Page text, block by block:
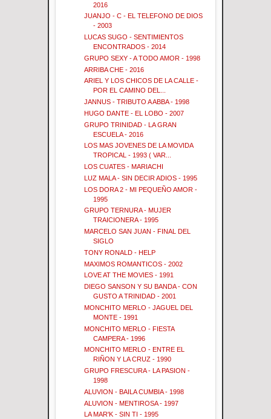
2016
JUANJO - C - EL TELEFONO DE DIOS
- 2003
LUCAS SUGO - SENTIMIENTOS
ENCONTRADOS - 2014
GRUPO SEXY - A TODO AMOR - 1998
ARRIBA CHE - 2016
ARIEL Y LOS CHICOS DE LA CALLE -
POR EL CAMINO DEL...
JANNUS - TRIBUTO A ABBA - 1998
HUGO DANTE - EL LOBO - 2007
GRUPO TRINIDAD - LA GRAN
ESCUELA - 2016
LOS MAS JOVENES DE LA MOVIDA
TROPICAL - 1993 ( VAR...
LOS CUATES - MARIACHI
LUZ MALA - SIN DECIR ADIOS - 1995
LOS DORA 2 - MI PEQUEÑO AMOR -
1995
GRUPO TERNURA - MUJER
TRAICIONERA - 1995
MARCELO SAN JUAN - FINAL DEL
SIGLO
TONY RONALD - HELP
MAXIMOS ROMANTICOS - 2002
LOVE AT THE MOVIES - 1991
DIEGO SANSON Y SU BANDA - CON
GUSTO A TRINIDAD - 2001
MONCHITO MERLO - JAGUEL DEL
MONTE - 1991
MONCHITO MERLO - FIESTA
CAMPERA - 1996
MONCHITO MERLO - ENTRE EL
RIÑON Y LA CRUZ - 1990
GRUPO FRESCURA - LA PASION -
1998
ALUVION - BAILA CUMBIA - 1998
ALUVION - MENTIROSA - 1997
LA MAR'K - SIN TI - 1995